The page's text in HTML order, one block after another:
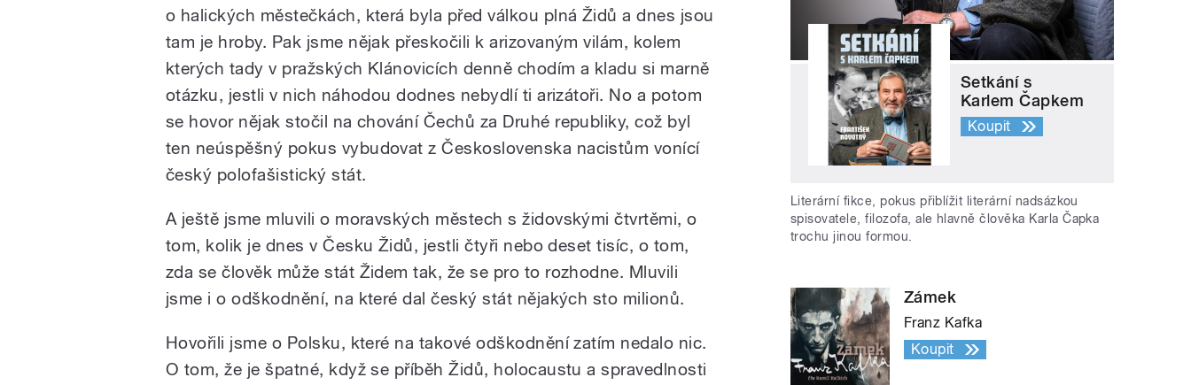
o halických městečkách, která byla před válkou plná Židů a dnes jsou
tam je hroby. Pak jsme nějak přeskočili k arizovaným vilám, kolem
kterých tady v pražských Klánovicích denně chodím a kladu si marně
otázku, jestli v nich náhodou dodnes nebydlí ti arizátoři. No a potom
se hovor nějak stočil na chování Čechů za Druhé republiky, což byl
ten neúspěšný pokus vybudovat z Československa nacistům vonící
český polofašistický stát.
A ještě jsme mluvili o moravských městech s židovskými čtvrtěmi, o
tom, kolik je dnes v Česku Židů, jestli čtyři nebo deset tisíc, o tom,
zda se člověk může stát Židem tak, že se pro to rozhodne. Mluvili
jsme i o odškodnění, na které dal český stát nějakých sto milionů.
Hovořili jsme o Polsku, které na takové odškodnění zatím nedalo nic.
O tom, že je špatné, když se příběh Židů, holocaustu a spravedlnosti
Setkání s
Karlem Čapkem
Koupit
Literární fikce, pokus přiblížit literární nadsázkou
spisovatele, filozofa, ale hlavně člověka Karla Čapka
trochu jinou formou.
Zámek
Franz Kafka
Koupit